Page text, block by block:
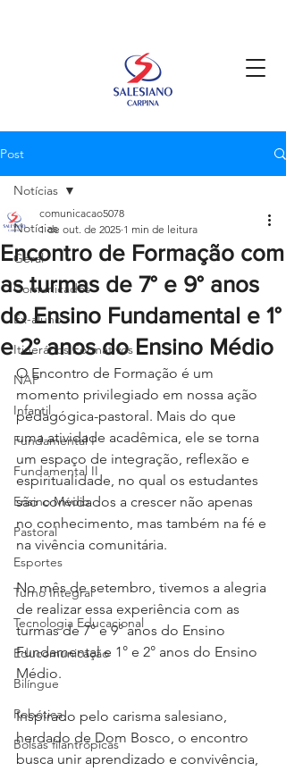
Post
Notícias
Geral
Comunicados
Ex-aluno
Itinerários Formativos
NAP
Infantil
Fundamental I
Fundamental II
Ensino Médio
Pastoral
Esportes
Turno Integral
Tecnologia Educacional
Educomunicação
Bilíngue
Robótica
Bolsas filantrópicas
Notícias
Encontro de Formação com
as turmas de 7° e 9° anos
do Ensino Fundamental e 1°
e 2° anos do Ensino Médio
comunicacao5078
1 de out. de 2025 1 min de leitura
O Encontro de Formação é um
momento privilegiado em nossa ação
pedagógica-pastoral. Mais do que
uma atividade acadêmica, ele se torna
um espaço de integração, reflexão e
espiritualidade, no qual os estudantes
são convidados a crescer não apenas
no conhecimento, mas também na fé e
na vivência comunitária.
No mês de setembro, tivemos a alegria
de realizar essa experiência com as
turmas de 7° e 9° anos do Ensino
Fundamental e 1° e 2° anos do Ensino
Médio.
Inspirado pelo carisma salesiano,
herdado de Dom Bosco, o encontro
busca unir aprendizado e convivência,